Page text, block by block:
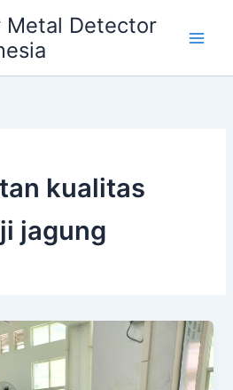
Metal Detector
kualitas
jagung